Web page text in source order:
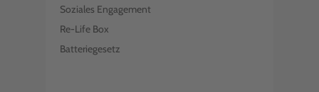
Soziales Engagement
Re-Life Box
Batteriegesetz